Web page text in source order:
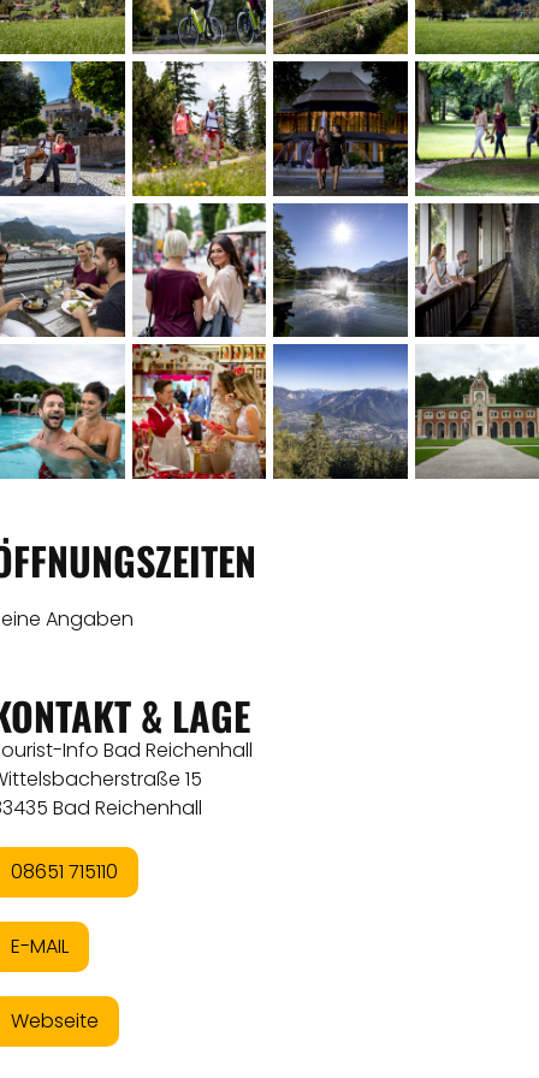
Angaben
& LAGE
Info Bad Reichenhall
15
Bad Reichenhall
08651 715110
E-MAIL
Webseite